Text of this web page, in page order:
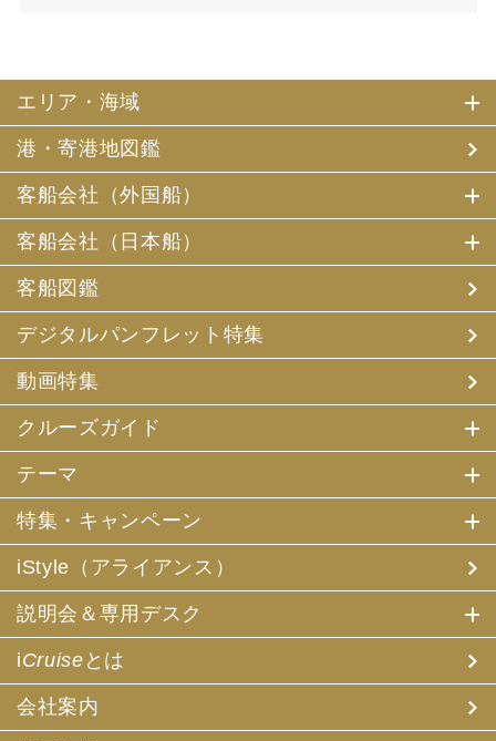
エリア・海域
港・寄港地図鑑
客船会社（外国船）
客船会社（日本船）
客船図鑑
デジタルパンフレット特集
動画特集
クルーズガイド
テーマ
特集・キャンペーン
iStyle（アライアンス）
説明会＆専用デスク
iCruise とは
会社案内